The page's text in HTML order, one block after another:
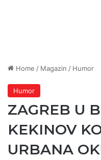
Home / Magazin / Humor
Humor
ZAGREB U
KEKINOV
URBANA